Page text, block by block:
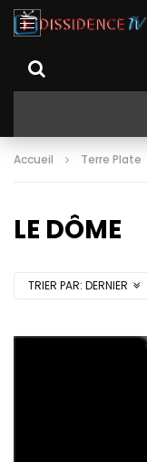
Accueil Terre Plate
LE DÔME
TRIER PAR: DERNIER